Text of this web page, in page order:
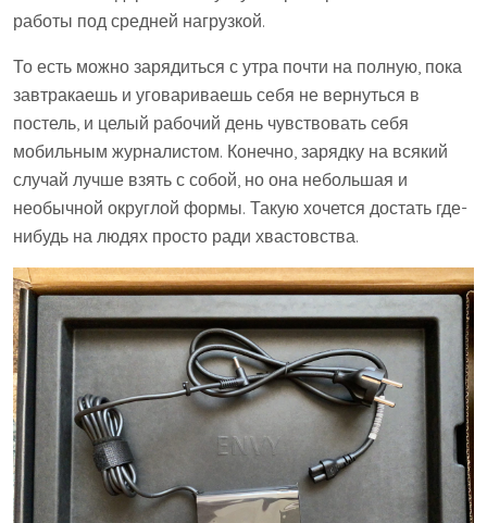
работы под средней нагрузкой.
То есть можно зарядиться с утра почти на полную, пока
завтракаешь и уговариваешь себя не вернуться в
постель, и целый рабочий день чувствовать себя
мобильным журналистом. Конечно, зарядку на всякий
случай лучше взять с собой, но она небольшая и
необычной округлой формы. Такую хочется достать где-
нибудь на людях просто ради хвастовства.